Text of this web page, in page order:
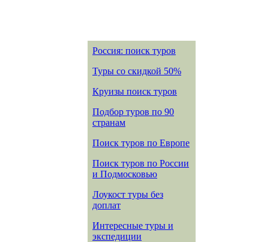
Россия: поиск туров
Туры со скидкой 50%
Круизы поиск туров
Подбор туров по 90
странам
Поиск туров по Европе
Поиск туров по России
и Подмосковью
Лоукост туры без
доплат
Интересные туры и
экспедиции